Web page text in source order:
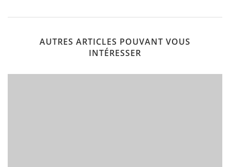
AUTRES ARTICLES POUVANT VOUS
INTÉRESSER